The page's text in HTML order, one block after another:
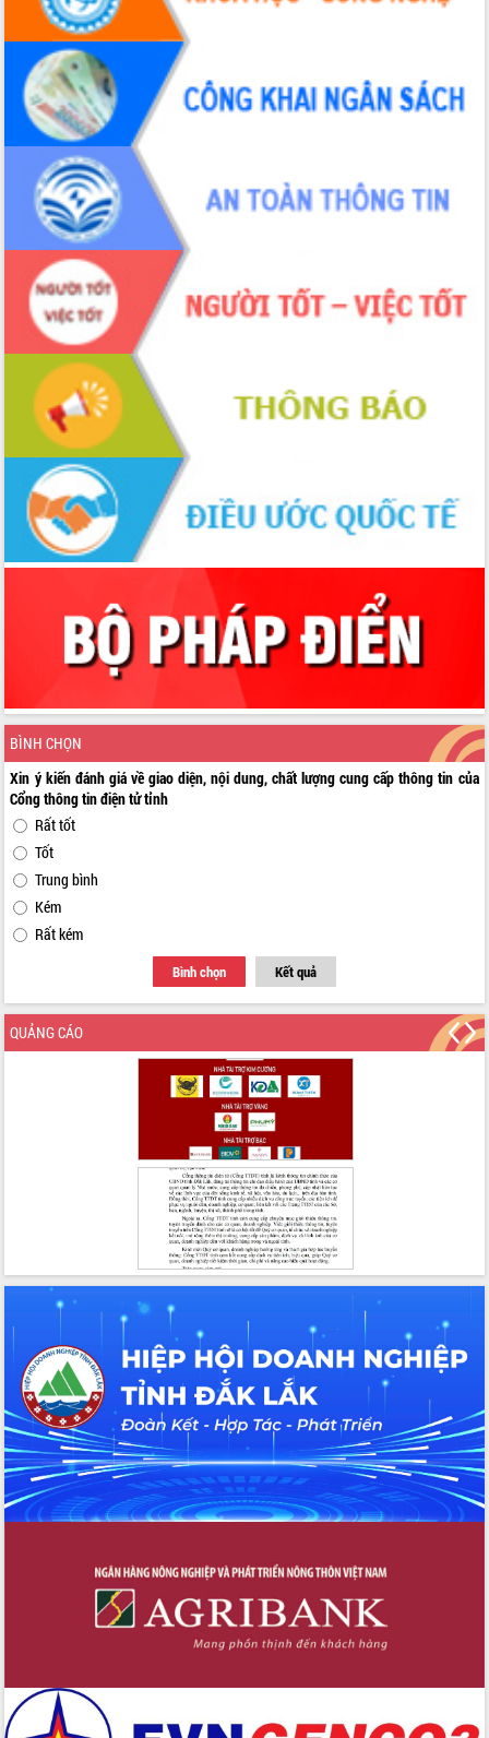
BÌNH CHỌN
Xin ý kiến đánh giá về giao diện, nội dung, chất lượng cung cấp thông tin của
Cổng thông tin điện tử tỉnh
Rất tốt
Tốt
Trung bình
Kém
Rất kém
Bình chọn Kết quả
QUẢNG CÁO